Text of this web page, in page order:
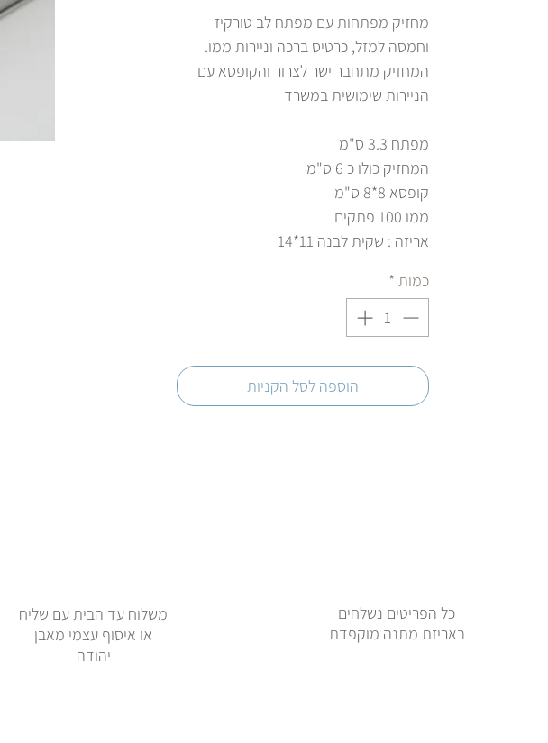
מחזיק מפתחות עם מפתח לב טורקיז
וחמסה למזל, כרטיס ברכה וניירות ממו.
המחזיק מתחבר ישר לצרור והקופסא עם
הניירות שימושית במשרד
מפתח 3.3 ס"מ
המחזיק כולו כ 6 ס"מ
קופסא 8*8 ס"מ
ממו 100 פתקים
אריזה : שקית לבנה 11*14
כמות *
הוספה לסל הקניות
משלוח עד הבית עם שליח
או איסוף עצמי מאבן
יהודה
כל הפריטים נשלחים
באריזת מתנה מוקפדת